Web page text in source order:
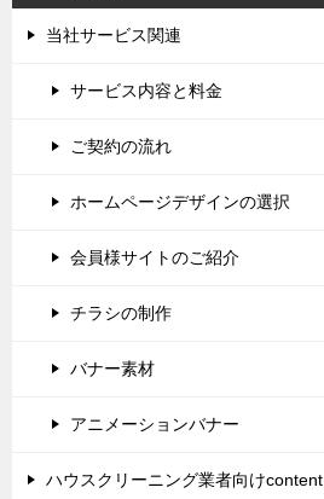
当社サービス関連
サービス内容と料金
ご契約の流れ
ホームページデザインの選択
会員様サイトのご紹介
チラシの制作
バナー素材
アニメーションバナー
ハウスクリーニング業者向けcontent